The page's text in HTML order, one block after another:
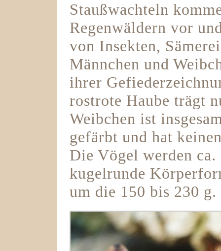
Staußwachteln
Regenwäldern vor
von Insekten,
Männchen und
ihrer
rostrote Haube trägt
Weibchen ist
gefärbt und hat
Die Vögel werden
kugelrunde
um die 150 bis 230 g.